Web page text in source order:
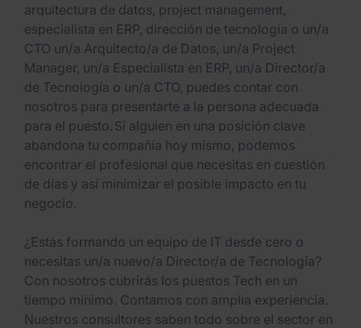
arquitectura de datos, project management,
especialista en ERP, dirección de tecnología o un/a
CTO un/a Arquitecto/a de Datos, un/a Project
Manager, un/a Especialista en ERP, un/a Director/a
de Tecnología o un/a CTO, puedes contar con
nosotros para presentarte a la persona adecuada
para el puesto. Si alguien en una posición clave
abandona tu compañía hoy mismo, podemos
encontrar el profesional que necesitas en cuestión
de días y así minimizar el posible impacto en tu
negocio.
¿Estás formando un equipo de IT desde cero o
necesitas un/a nuevo/a Director/a de Tecnología?
Con nosotros cubrirás los puestos Tech en un
tiempo mínimo. Contamos con amplia experiencia.
Nuestros consultores saben todo sobre el sector en